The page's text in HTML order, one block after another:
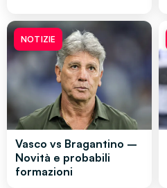
NOTIZIE
Vasco vs Bragantino –
Novità e probabili
formazioni